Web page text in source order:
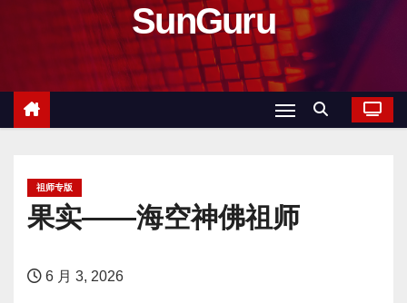
SunGuru
祖师专版
果实——海空神佛祖师
6 月 3, 2026